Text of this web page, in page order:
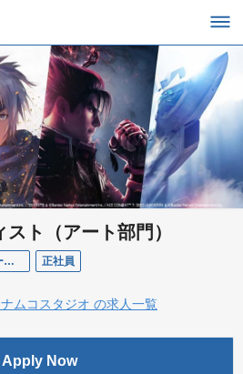
ト（アート部門）
テクニカルアーティスト（アート部門） 正社員
ムコスタジオ の求人一覧
Apply Now